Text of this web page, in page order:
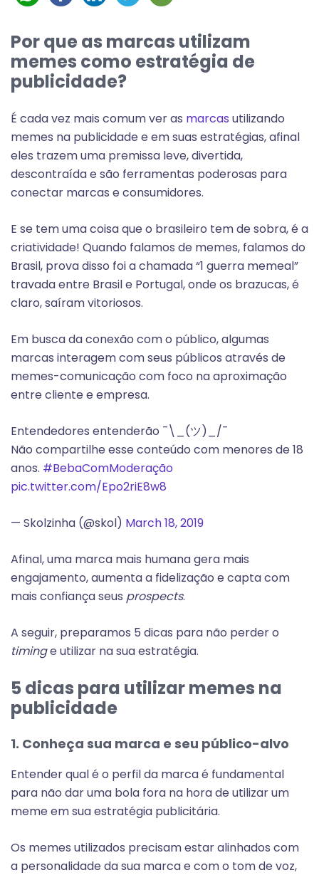
Por que as marcas utilizam
memes como estratégia de
publicidade?
É cada vez mais comum ver as marcas utilizando
memes na publicidade e em suas estratégias, afinal
eles trazem uma premissa leve, divertida,
descontraída e são ferramentas poderosas para
conectar marcas e consumidores.
E se tem uma coisa que o brasileiro tem de sobra, é a
criatividade! Quando falamos de memes, falamos do
Brasil, prova disso foi a chamada “1 guerra memeal”
travada entre Brasil e Portugal, onde os brazucas, é
claro, saíram vitoriosos.
Em busca da conexão com o público, algumas
marcas interagem com seus públicos através de
memes-comunicação com foco na aproximação
entre cliente e empresa.
Entendedores entenderão ¯\_(ツ)_/¯
Não compartilhe esse conteúdo com menores de 18
anos. #BebaComModeração
pic.twitter.com/Epo2riE8w8
— Skolzinha (@skol) March 18, 2019
Afinal, uma marca mais humana gera mais
engajamento, aumenta a fidelização e capta com
mais confiança seus prospects.
A seguir, preparamos 5 dicas para não perder o
timinge utilizar na sua estratégia.
5 dicas para utilizar memes na
publicidade
1. Conheça sua marca e seu público-alvo
Entender qual é o perfil da marca é fundamental
para não dar uma bola fora na hora de utilizar um
meme em sua estratégia publicitária.
Os memes utilizados precisam estar alinhados com
a personalidade da sua marca e com o tom de voz,